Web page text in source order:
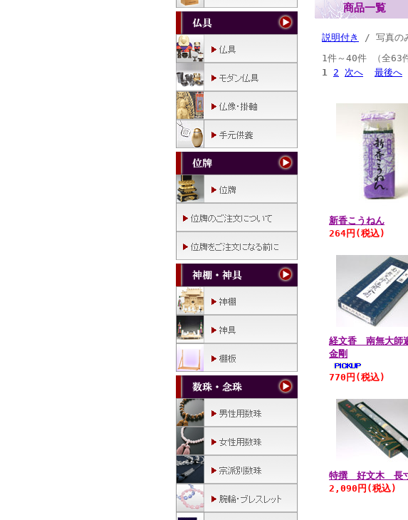
商品一覧
説明付き
/ 写真の
1件～40件 （全
1
2 次へ 最後へ
新香こうねん
264円 (税込)
経文香 南無大師
金剛
770円 (税込)
特撰 好文木 長
2,090円 (税込)